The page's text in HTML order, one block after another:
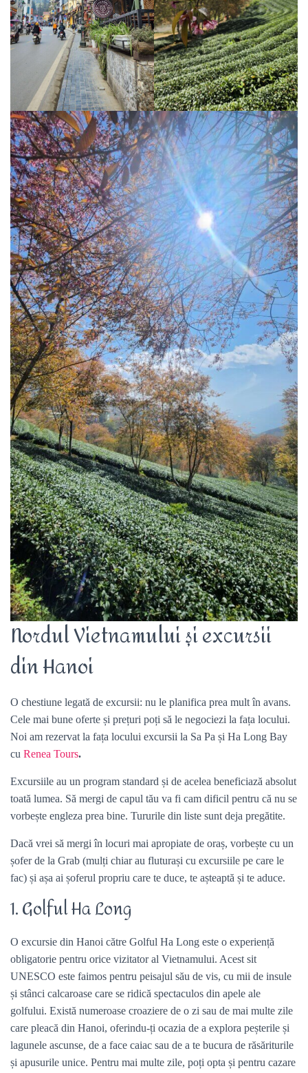
Nordul Vietnamului și excursii
din Hanoi
O chestiune legată de excursii: nu le planifica prea mult în avans.
Cele mai bune oferte și prețuri poți să le negociezi la fața locului.
Noi am rezervat la fața locului excursii la Sa Pa și Ha Long Bay
cu Renea Tours.
Excursiile au un program standard și de acelea beneficiază absolut
toată lumea. Să mergi de capul tău va fi cam dificil pentru că nu se
vorbește engleza prea bine. Tururile din liste sunt deja pregătite.
Dacă vrei să mergi în locuri mai apropiate de oraș, vorbește cu un
șofer de la Grab (mulți chiar au fluturași cu excursiile pe care le
fac) și așa ai șoferul propriu care te duce, te așteaptă și te aduce.
1. Golful Ha Long
O excursie din Hanoi către Golful Ha Long este o experiență
obligatorie pentru orice vizitator al Vietnamului. Acest sit
UNESCO este faimos pentru peisajul său de vis, cu mii de insule
și stânci calcaroase care se ridică spectaculos din apele ale
golfului. Există numeroase croaziere de o zi sau de mai multe zile
care pleacă din Hanoi, oferindu-ți ocazia de a explora peșterile și
lagunele ascunse, de a face caiac sau de a te bucura de răsăriturile
și apusurile unice. Pentru mai multe zile, poți opta și pentru cazare